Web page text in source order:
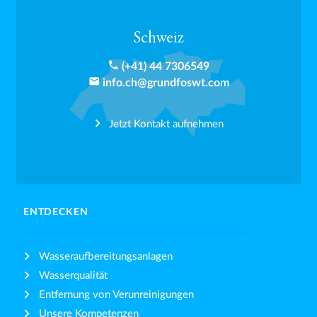
Schweiz
phone (+41) 44 7306549
email info.ch@grundfoswt.com
Jetzt Kontakt aufnehmen
ENTDECKEN
Wasseraufbereitungsanlagen
Wasserqualität
Entfernung von Verunreinigungen
Unsere Kompetenzen